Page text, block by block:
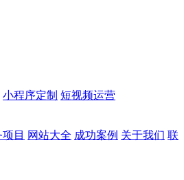
小程序定制 短视频运营
目 网站大全 成功案例 关于我们 联